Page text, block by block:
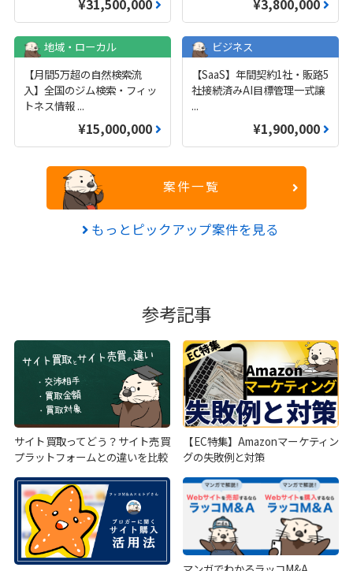
¥31,500,000 ¥3,800,000
地域・ローカル
【月間5万超の自然検索流
入】全国のジム検索・フィッ
トネス情報 ...
¥15,000,000
ビジネス
【SaaS】年間契約1社・販路5
社接続済みAI目標管理一式譲
...
¥1,900,000
案件一覧
もっとピックアップ案件を見る
参考記事
サイト買取ってどう？サイト売買
プラットフォームとの違いを比較
【EC特集】Amazonマーケティン
グの失敗例と対策